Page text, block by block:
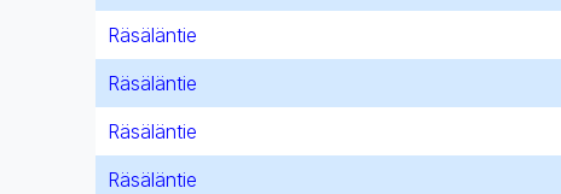
Räsäläntie
Räsäläntie
Räsäläntie
Räsäläntie